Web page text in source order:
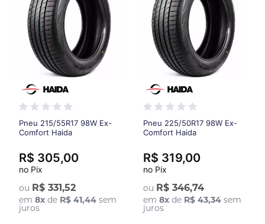
Pneu 215/55R17 98W Ex-
Comfort Haida
ou R$ 331,52
em8x de R$ 41,44 sem
juros
R$ 305,00
no Pix
Pneu 225/50R17 98W Ex-
Comfort Haida
ou R$ 346,74
em 8xde R$ 43,34sem
juros
R$ 319,00
no Pix